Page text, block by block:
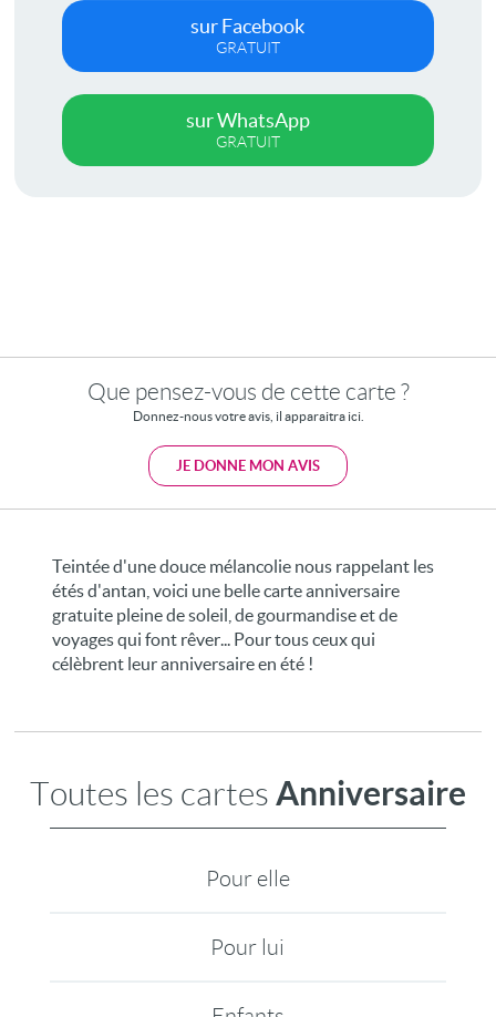
sur Facebook
GRATUIT
sur WhatsApp
GRATUIT
Que pensez-vous de cette carte ?
Donnez-nous votre avis, il apparaitra ici.
JE DONNE MON AVIS
Teintée d'une douce mélancolie nous rappelant les
étés d'antan, voici une belle carte anniversaire
gratuite pleine de soleil, de gourmandise et de
voyages qui font rêver... Pour tous ceux qui
célèbrent leur anniversaire en été !
Toutes les cartes Anniversaire
Pour elle
Pour lui